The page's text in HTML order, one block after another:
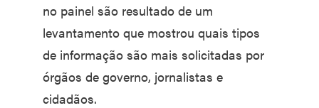
no painel são resultado de um
levantamento que mostrou quais tipos
de informação são mais solicitadas por
órgãos de governo, jornalistas e
cidadãos.